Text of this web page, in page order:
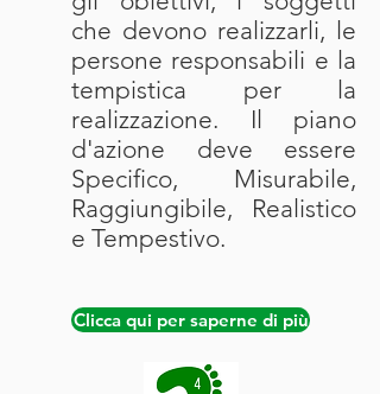
che devono realizzarli, le
persone responsabili e la
tempistica per la
realizzazione. Il piano
d'azione deve essere
Specifico, Misurabile,
Raggiungibile, Realistico
e Tempestivo.
Clicca qui per saperne di più